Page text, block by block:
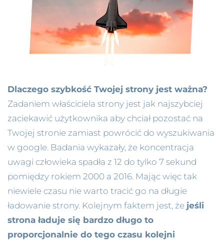
Dlaczego szybkość Twojej strony jest ważna?
Zadaniem właściciela strony jest jak najszybciej
zaciekawić użytkownika aby chciał pozostać na
Twojej stronie zamiast powrócić do wyszukiwania
w google. Badania wykazały, że koncentracja
uwagi człowieka spadła z 12 do tylko 7 sekund
pomiędzy rokiem 2000 a 2016. Mając więc tak
niewiele czasu nie warto tracić go na długie
ładowanie strony. Kolejnym faktem jest, że jeśli
strona ładuje się bardzo długo to
proporcjonalnie do tego czasu kolejni